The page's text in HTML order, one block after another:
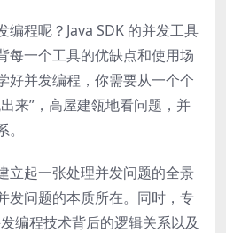
编程呢？Java SDK 的并发工具
每一个工具的优缺点和使用场
好并发编程，你需要从一个个
来”，高屋建瓴地看问题，并
立起一张处理并发问题的全景
发问题的本质所在。同时，专
编程技术背后的逻辑关系以及